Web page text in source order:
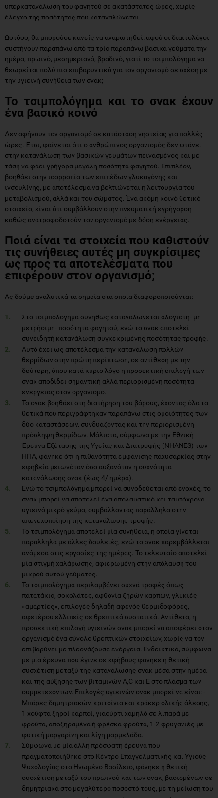
υπερκατανάλωση του φαγητού σε ακατάστατες ώρες, χωρίς
έλεγχο της ποσότητας που καταναλώνεται.
Ωστόσο, θα μπορούσε κανείς να αναρωτηθεί: αφού οι διαιτολόγοι
συστήνουν παραπάνω από τα τρία παραπάνω βασικά γεύματα την
ημέρα, πρωινό, μεσημεριανό, βραδινό, γιατί το τσιμπολόγημα να
θεωρείται πολύ πιο επιβαρυντικό για τον οργανισμό σε σχέση με
την υγιεινή συνήθεια των σνακ;
Το τσιμπολόγημα και το σνακ έχουν
ένα βασικό κοινό
Δεν αφήνουν τον οργανισμό σε κατάσταση νηστείας για πολλές
ώρες. Έτσι, φαίνεται ότι ο ανθρώπινος οργανισμός δεν φτάνει
στην κατανάλωση των βασικών γευμάτων πεινασμένος και με
τάση να φάει γρήγορα μεγάλη ποσότητα φαγητού. Επιπλέον,
βοηθάει στην ισορροπία των επιπέδων γλυκαγόνης και
ινσουλίνης, με αποτέλεσμα να βελτιώνεται η λειτουργία του
μεταβολισμού, αλλά και του σώματος. Ένα ακόμη κοινό θετικό
στοιχείο, είναι ότι συμβάλλουν στην πνευματική εγρήγορση
καθώς ανατροφοδοτούν τον οργανισμό με δόση ενέργειας.
Ποιά είναι τα στοιχεία που καθιστούν
τις συνήθειες αυτές μη συγκρίσιμες
ως προς τα αποτελέσματα που
επιφέρουν στον οργανισμό;
Ας δούμε αναλυτικά τα σημεία στα οποία διαφοροποιούνται:
Στο τσιμπολόγημα συνήθως καταναλώνεται αλόγιστη- μη
μετρήσιμη- ποσότητα φαγητού, ενώ το σνακ αποτελεί
συνειδητή κατανάλωση συγκεκριμένης ποσότητας τροφής.
Αυτό έχει ως αποτέλεσμα την κατανάλωση πολλών
θερμίδων στην πρώτη περίπτωση, σε αντίθεση με την
δεύτερη, όπου κατά κύριο λόγο η προσεκτική επιλογή των
σνακ αποδίδει σημαντική αλλά περιορισμένη ποσότητα
ενέργειας στον οργανισμό.
Το σνακ βοηθάει στη διατήρηση του βάρους, έχοντας όλα τα
θετικά που περιγράφτηκαν παραπάνω στις ομοιότητες των
δύο καταστάσεων, συνδυάζοντας και την περιορισμένη
πρόσληψη θερμίδων. Μάλιστα, σύμφωνα με την Εθνική
Έρευνα Εξέτασης της Υγείας και Διατροφής (NHANES) των
ΗΠΑ, φάνηκε ότι η πιθανότητα εμφάνισης παχυσαρκίας στην
εφηβεία μειωνόταν όσο αυξανόταν η συχνότητα
κατανάλωσης σνακ (έως 4/ ημέρα).
Ενώ το τσιμπολόγημα μπορεί να συνοδεύεται από ενοχές, το
σνακ μπορεί να αποτελεί ένα απολαυστικό και ταυτόχρονα
υγιεινό μικρό γεύμα, συμβάλλοντας παράλληλα στην
απενεχοποίηση της κατανάλωσης τροφής.
Το τσιμπολόγημα αποτελεί μία συνήθεια, η οποία γίνεται
παράλληλα με άλλες δουλειές, ενώ το σνακ παρεμβάλλεται
ανάμεσα στις εργασίες της ημέρας. To τελευταίο αποτελεί
μία στιγμή χαλάρωσης, αφιερωμένη στην απόλαυση του
μικρού αυτού γεύματος.
Το τσιμπολόγημα περιλαμβάνει συχνά τροφές όπως
πατατάκια, σοκολάτες, αφθονία ξηρών καρπών, γλυκιές
«αμαρτίες», επιλογές δηλαδή αφενός θερμιδοφόρες,
αφετέρου ελλιπείς σε θρεπτικά συστατικά. Αντίθετα, η
προσεκτική επιλογή υγιεινών σνακ μπορεί να αποφέρει στον
οργανισμό ένα σύνολο θρεπτικών στοιχείων, χωρίς να τον
επιβαρύνει με πλεονάζουσα ενέργεια. Ενδεικτικά, σύμφωνα
με μία έρευνα που έγινε σε εφήβους φάνηκε η θετική
συσχέτιση μεταξύ της κατανάλωσης σνακ μέσα στην ημέρα
και της αύξησης των βιταμινών Α,C και Ε στο πλάσμα των
συμμετεχόντων. Επιλογές υγιεινών σνακ μπορεί να είναι: -
Μπάρες δημητριακών, κριτσίνια και κράκερ ολικής άλεσης,
1 χούφτα ξηροί καρποί, γιαούρτι χαμηλό σε λιπαρά με
φρούτα, αποξηραμένα ή φρέσκα φρούτα, 1-2 φρυγανιές με
φυτική μαργαρίνη και λίγη μαρμελάδα.
Σύμφωνα με μία άλλη πρόσφατη έρευνα που
πραγματοποιήθηκε στο Κέντρο Επαγγελματικής και Υγιούς
Ψυχολογίας στο Ηνωμένο Βασίλειο, φάνηκε η θετική
συσχέτιση μεταξύ του πρωινού και των σνακ, βασισμένων σε
δημητριακά στο μεγαλύτερο ποσοστό τους, με τη μείωση του